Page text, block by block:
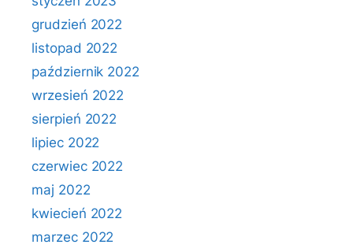
grudzień 2022
listopad 2022
październik 2022
wrzesień 2022
sierpień 2022
lipiec 2022
czerwiec 2022
maj 2022
kwiecień 2022
marzec 2022